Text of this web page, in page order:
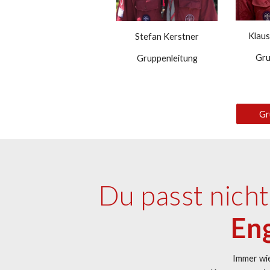
Stefan Kerstner
Gruppenleitung
Du passt
Immer